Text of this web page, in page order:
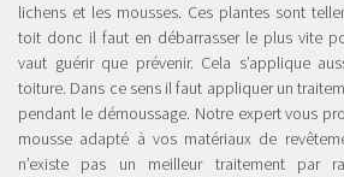
lichens et les mousses. Ces plantes sont
toit donc il faut en débarrasser le plus vite
vaut guérir que prévenir. Cela s’applique
toiture. Dans ce sens il faut appliquer un
pendant le démoussage. Notre expert vous
mousse adapté à vos matériaux de
n’existe pas un meilleur traitement par